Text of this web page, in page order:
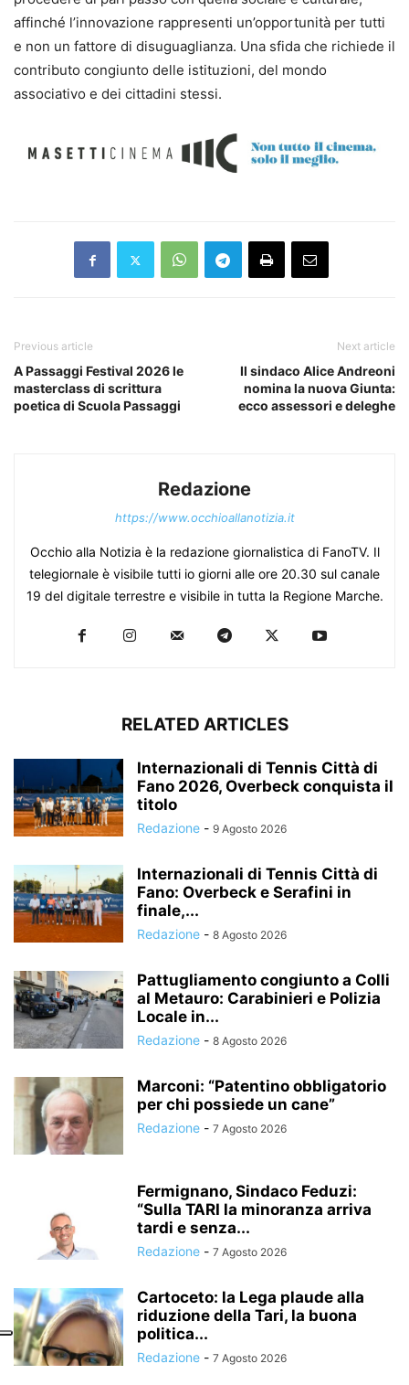
affinché l’innovazione rappresenti un’opportunità per tutti
e non un fattore di disuguaglianza. Una sfida che richiede il
contributo congiunto delle istituzioni, del mondo
associativo e dei cittadini stessi.
Previous article
A Passaggi Festival 2026 le
masterclass di scrittura
poetica di Scuola Passaggi
Next article
Il sindaco Alice Andreoni
nomina la nuova Giunta:
ecco assessori e deleghe
Redazione
https://www.occhioallanotizia.it
Occhio alla Notizia è la redazione giornalistica di FanoTV. Il
telegiornale è visibile tutti io giorni alle ore 20.30 sul canale
19 del digitale terrestre e visibile in tutta la Regione Marche.
RELATED ARTICLES
Internazionali di Tennis Città di
Fano 2026, Overbeck conquista il
titolo
Redazione - 9 Agosto 2026
Internazionali di Tennis Città di
Fano: Overbeck e Serafini in
finale,...
Redazione - 8 Agosto 2026
Pattugliamento congiunto a Colli
al Metauro: Carabinieri e Polizia
Locale in...
Redazione - 8 Agosto 2026
Marconi: “Patentino obbligatorio
per chi possiede un cane”
Redazione - 7 Agosto 2026
Fermignano, Sindaco Feduzi:
“Sulla TARI la minoranza arriva
tardi e senza...
Redazione - 7 Agosto 2026
Cartoceto: la Lega plaude alla
riduzione della Tari, la buona
politica...
Redazione - 7 Agosto 2026